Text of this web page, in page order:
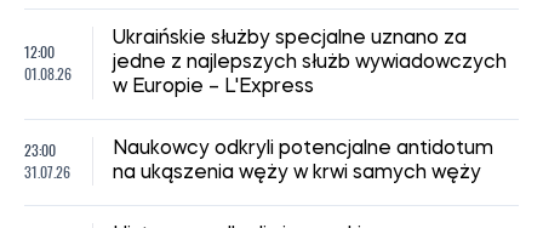
12:00
01.08.26
Ukraińskie służby specjalne uznano za
jedne z najlepszych służb wywiadowczych
w Europie – L'Express
23:00
31.07.26
Naukowcy odkryli potencjalne antidotum
na ukąszenia węży w krwi samych węży